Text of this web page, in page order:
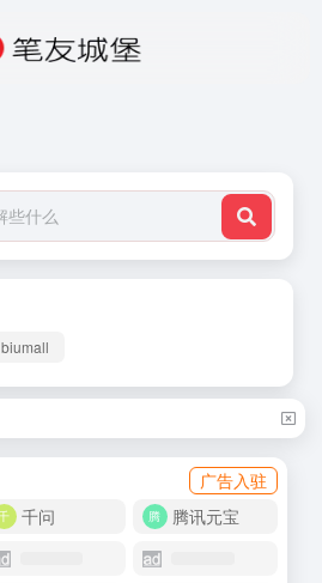
biumall
广告入驻
千问 腾讯元宝